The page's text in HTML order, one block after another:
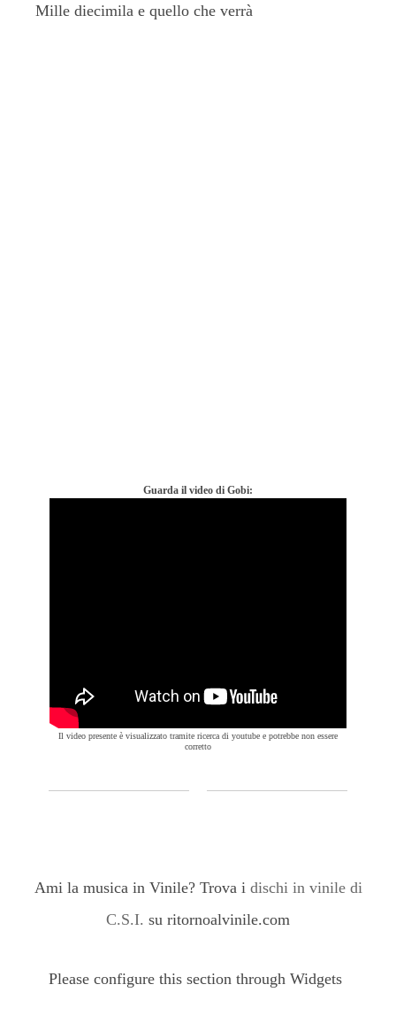
Mille diecimila e quello che verrà
Guarda il video di Gobi:
Il video presente è visualizzato tramite ricerca di youtube e potrebbe non essere
corretto
Ami la musica in Vinile? Trova i dischi in vinile di
C.S.I. su ritornoalvinile.com
Please configure this section through Widgets